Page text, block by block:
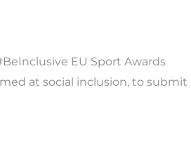
EU Sport Awards
at social inclusion, to submit